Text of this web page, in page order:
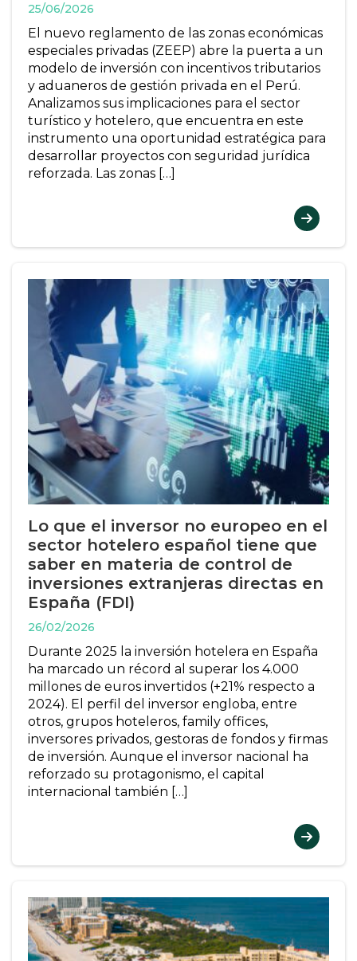
25/06/2026
El nuevo reglamento de las zonas económicas
especiales privadas (ZEEP) abre la puerta a un
modelo de inversión con incentivos tributarios
y aduaneros de gestión privada en el Perú.
Analizamos sus implicaciones para el sector
turístico y hotelero, que encuentra en este
instrumento una oportunidad estratégica para
desarrollar proyectos con seguridad jurídica
reforzada. Las zonas […]
Lo que el inversor no europeo en el
sector hotelero español tiene que
saber en materia de control de
inversiones extranjeras directas en
España (FDI)
26/02/2026
Durante 2025 la inversión hotelera en España
ha marcado un récord al superar los 4.000
millones de euros invertidos (+21% respecto a
2024). El perfil del inversor engloba, entre
otros, grupos hoteleros, family offices,
inversores privados, gestoras de fondos y firmas
de inversión. Aunque el inversor nacional ha
reforzado su protagonismo, el capital
internacional también […]